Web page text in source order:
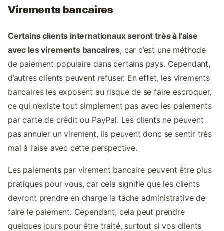
Virements bancaires
Certains clients internationaux seront très à l’aise
avec les virements bancaires, car c’est une méthode
de paiement populaire dans certains pays. Cependant,
d’autres clients peuvent refuser. En effet, les virements
bancaires les exposent au risque de se faire escroquer,
ce qui n’existe tout simplement pas avec les paiements
par carte de crédit ou PayPal. Les clients ne peuvent
pas annuler un virement, ils peuvent donc se sentir très
mal à l’aise avec cette perspective.
Les paiements par virement bancaire peuvent être plus
pratiques pour vous, car cela signifie que les clients
devront prendre en charge la tâche administrative de
faire le paiement. Cependant, cela peut prendre
quelques jours pour être traité, surtout si vos clients